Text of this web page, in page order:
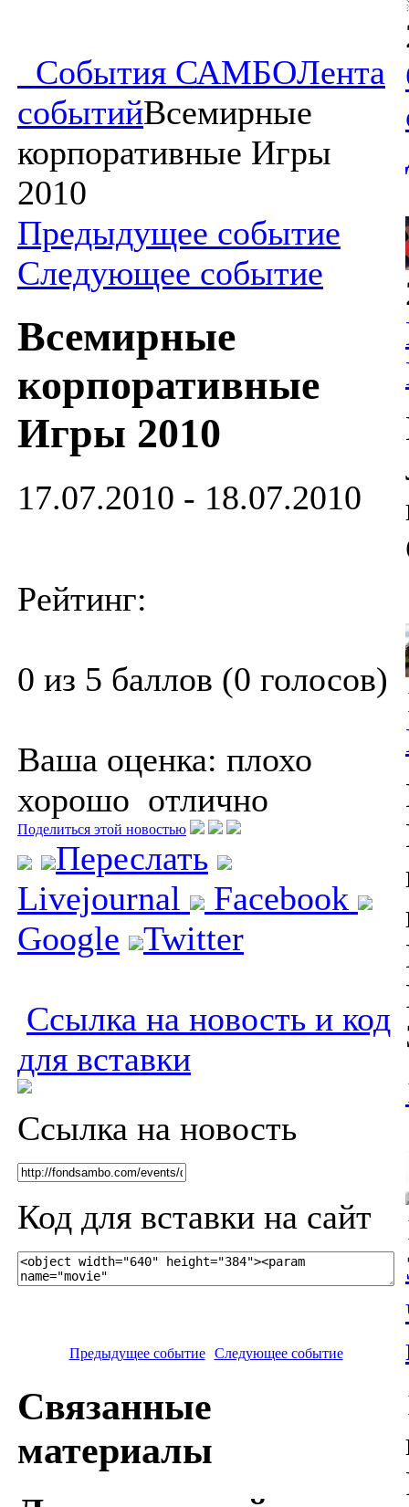
События САМБОЛента
событийВсемирные
корпоративные Игры
2010
Предыдущее событие
Следующее событие
Всемирные
корпоративные
Игры 2010
17.07.2010 - 18.07.2010
Рейтинг:
0 из 5 баллов (0 голосов)
Ваша оценка: плохо
хорошо отлично
Поделиться этой новостью
Переслать
Livejournal
Facebook
Google
Twitter
Ссылка на новость и код
для вставки
Ссылка на новость
Код для вставки на сайт
Предыдущее событие Следующее событие
Связанные
материалы